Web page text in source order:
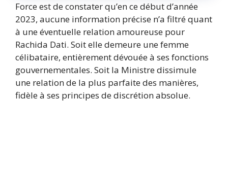
Force est de constater qu’en ce début d’année
2023, aucune information précise n’a filtré quant
à une éventuelle relation amoureuse pour
Rachida Dati. Soit elle demeure une femme
célibataire, entièrement dévouée à ses fonctions
gouvernementales. Soit la Ministre dissimule
une relation de la plus parfaite des manières,
fidèle à ses principes de discrétion absolue.